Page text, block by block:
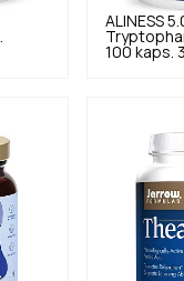
ALINESS
100 kaps.